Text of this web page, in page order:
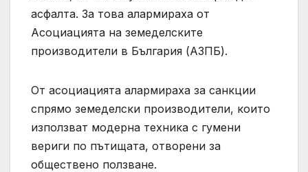
асфалта. За това алармираха от
Асоциацията на земеделските
производители в България (АЗПБ).
От асоциацията алармираха за санкции
спрямо земеделски производители, които
използват модерна техника с гумени
вериги по пътищата, отворени за
обществено ползване.